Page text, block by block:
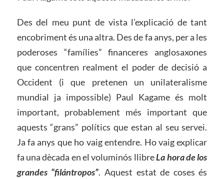
Des del meu punt de vista l’explicació de tant
encobriment és una altra. Des de fa anys, per a les
poderoses “famílies” financeres anglosaxones
que concentren realment el poder de decisió a
Occident (i que pretenen un unilateralisme
mundial ja impossible) Paul Kagame és molt
important, probablement més important que
aquests “grans” polítics que estan al seu servei.
Ja fa anys que ho vaig entendre. Ho vaig explicar
fa una dècada en el voluminós llibreLa hora delos
grandes “filántropos”. Aquest estat de coses és